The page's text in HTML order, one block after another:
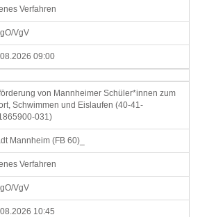
Verfahren
VgV
09:00
von Mannheimer Schüler*innen zum
Schwimmen und Eislaufen (40-41-
031)
Mannheim (FB 60)_
Verfahren
VgV
10:45